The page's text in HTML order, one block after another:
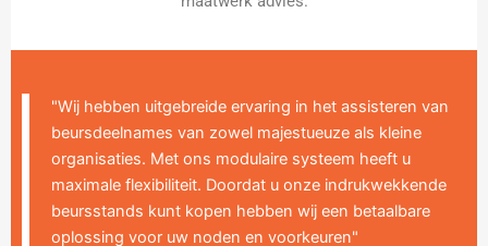
"Wij hebben uitgebreide ervaring in het assisteren van
beursdeelnames van zowel majestueuze als kleine
organisaties. Met ons modulaire systeem heeft u
maximale flexibiliteit. Doordat u onze indrukwekkende
beursstands kunt kopen hebben wij een betaalbare
oplossing voor uw noden en voorkeuren"